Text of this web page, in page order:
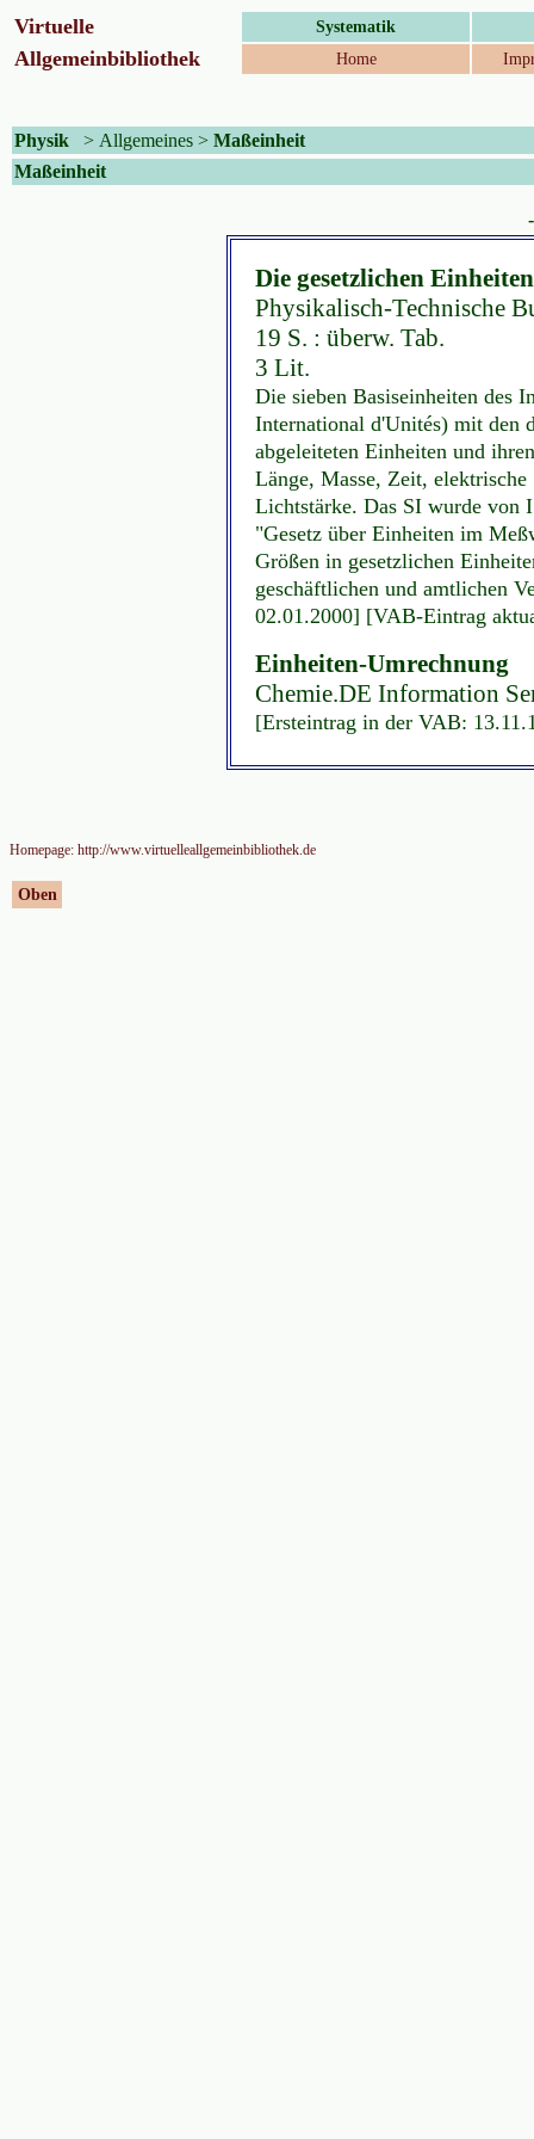
Virtuelle Systematik
Allgemeinbibliothek Home
Physik > Allgemeines > Maßeinheit
Maßeinheit
Die gesetzlichen
Physikalisch-Technische
19 S. : überw. Tab.
3 Lit.
Die sieben Basiseinheiten des
International d'Unités) mit
abgeleiteten Einheiten und
Länge, Masse, Zeit,
Lichtstärke. Das SI wurde von
"Gesetz über Einheiten im
Größen in gesetzlichen
geschäftlichen und amtlichen
02.01.2000] [VAB-Eintrag
Einheiten-Umrechnung
Chemie.DE Information
[Ersteintrag in der VAB:
Homepage: http://www.virtuelleallgemeinbibliothek.de
Oben